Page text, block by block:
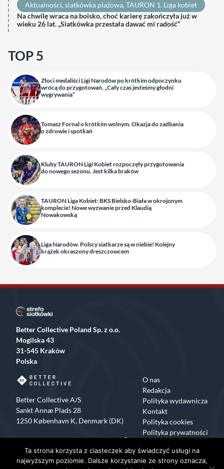
Aktualności, siatkówka plażowa, TAURON 1. Liga kobiet
Na chwilę wraca na boisko, choć karierę zakończyła już w
wieku 26 lat. „Siatkówka przestała dawać mi radość”
TOP 5
Złoci medaliści Ligi Narodów po krótkim odpoczynku
wrócą do przygotowań. „Cały czas jesteśmy głodni
wygrywania”
Tomasz Fornal o krótkim wolnym. Okazja do zadbania
o zdrowie i spotkań
Kluby TAURON Ligi Kobiet rozpoczęły przygotowania
do nowego sezonu. Jest kilka braków
TAURON Liga Kobiet: BKS Bielsko-Biała w okrojonym
komplecie! Nowe wyzwanie przed Klaudią
Nowakowską
Liga Narodów. Polscy siatkarze są w niebie! Kolejny
krążek okraszony dreszczowcem
Better Collective Poland Sp. z o.o.
Mogilska 43
31-545 Kraków
Polska
Better Collective A/S
Sankt Annæ Plads 28
1250 København K, Denmark (DK)
O nas
Redakcja
Polityka wydawnicza
Kontakt
Polityka cookies
Polityka prywatności
Facebook
X Instagram
TikTok
Copyrights 2015-2024 Strefa Siatkówki All rights reserved
Ta strona korzysta z ciasteczek aby świadczyć usługi na
najwyższym poziomie. Dalsze korzystanie ze strony oznacza,